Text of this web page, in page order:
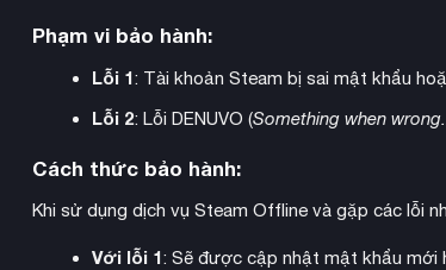
Cáo, hải ly và thằn lằn đứng cùng con người và
Phạm vi bảo hành:
Lỗi 1: Tài khoản Steam bị sai mật khẩu
Lỗi 2: Lỗi DENUVO (Something when
Cách thức bảo hành:
Khi sử dụng dịch vụ Steam Offline và gặp các lỗi
Với lỗi 1: Sẽ được cập nhật mật khẩu